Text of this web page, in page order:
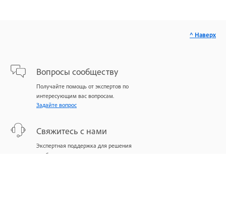
Вопросы сообществу
Получайте помощь от экспертов по
интересующим вас вопросам.
Задайте вопрос
Свяжитесь с нами
Экспертная поддержка для решения
проблем.
^ Наверх